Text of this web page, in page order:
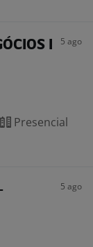
I
5 ago
Presencial
5 ago